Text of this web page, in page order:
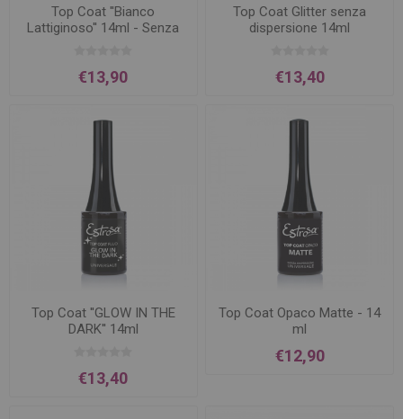
Top Coat ''Bianco
Lattiginoso'' 14ml - Senza
€13,90
Top Coat Glitter senza
dispersione 14ml
€13,40
Top Coat ''GLOW IN THE
DARK'' 14ml
€13,40
Top Coat Opaco Matte - 14
ml
€12,90